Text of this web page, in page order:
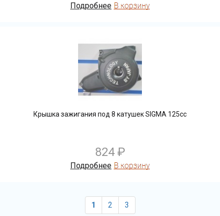
Подробнее
Крышка зажигания под 8 катушек SIGMA 125cc
824 ₽
Подробнее
1 2 3